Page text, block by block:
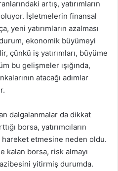
artış, yatırımların
İşletmelerin finansal
yeni yatırımların azalması
ekonomik büyümeyi
çünkü iş yatırımları, büyüme
bu gelişmeler ışığında,
atacağı adımlar
dalgalanmalar da dikkat
borsa, yatırımcıların
etmesine neden oldu.
kalan borsa, risk almayı
yitirmiş durumda.